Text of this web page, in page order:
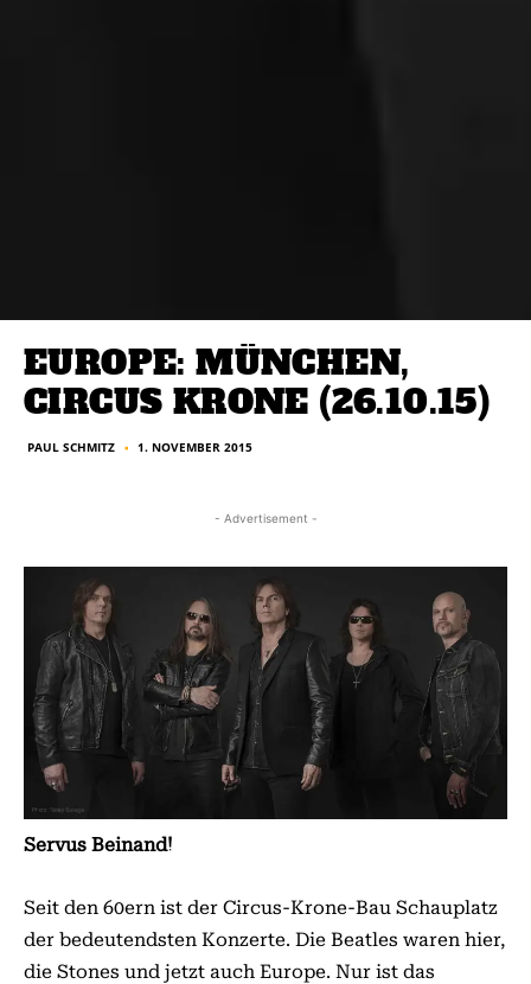
EUROPE: MÜNCHEN,
CIRCUS KRONE (26.10.15)
PAUL SCHMITZ ■ 1. NOVEMBER 2015
- Advertisement -
Servus Beinand!
Seit den 60ern ist der Circus-Krone-Bau Schauplatz
der bedeutendsten Konzerte. Die Beatles waren hier,
die Stones und jetzt auch Europe. Nur ist das